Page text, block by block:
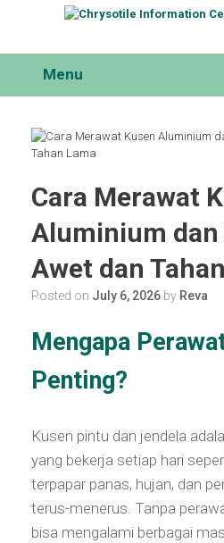
Menu
Cara Merawat
Aluminium dan
Awet dan
Posted on July 6, 2026 by Reva
Mengapa
Penting?
Kusen pintu dan jendela
yang bekerja setiap hari
terpapar panas, hujan, dan
terus-menerus. Tanpa
bisa mengalami berbagai